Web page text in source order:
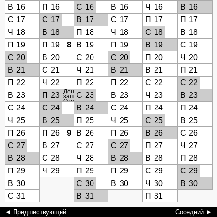
В 16 П 16 С 16 В 16 Ч 16 В 16
С 17 С 17 В 17 С 17 П 17 П 17
Ч
18 В 18 П 18 Ч 18 С 18 В 18
П 19 П 19 8 В 19 П 19 В 19 С 19
С 20 В 20 С 20 С 20 П 20 Ч
20
В 21 С 21 Ч 21 В 21 В 21 П 21
П 22 Ч 22 П 22 П 22 С 22 С 22
В 23 П 23 День
защитника
Отечества
С 23 В 23 Ч 23 В 23
С 24 С 24 В 24 С 24 П 24 П 24
Ч
25 В 25 П 25 Ч 25 С 25 В 25
П 26 П 26 9 В 26 П 26 В 26 С 26
С 27 В 27 С 27 С 27 П 27 Ч
27
В 28 С 28 Ч 28 В 28 В 28 П 28
П 29 Ч 29 П 29 П 29 С 29 С 29
В 30 С 30 В 30 Ч 30 В 30
С 31 В 31 П 31
◄ Предшествующий Соседний ►